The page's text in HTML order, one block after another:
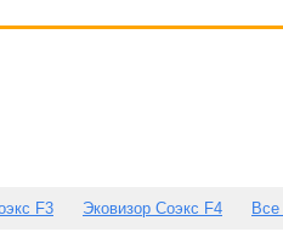
F3 Эковизор Соэкс F4 Все